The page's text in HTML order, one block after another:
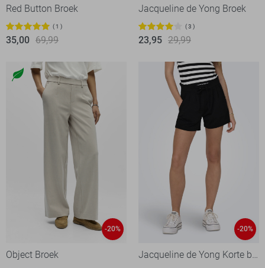
Red Button Broek
1
35,00 69,99
Jacqueline de Yong Broek
3
23,95 29,99
-20%
Object Broek
-20%
Jacqueline de Yong Korte broek